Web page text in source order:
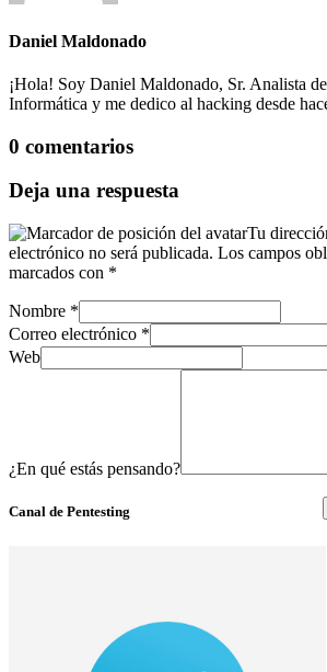
Daniel Maldonado
¡Hola! Soy Daniel Maldonado, Sr. Analista
Informática y me dedico al hacking desde
0 comentarios
Deja una respuesta
Tu
electrónico no será publicada. Los campos
marcados con *
Nombre *
Correo electrónico *
Web
¿En qué estás pensando?
Canal de Pentesting